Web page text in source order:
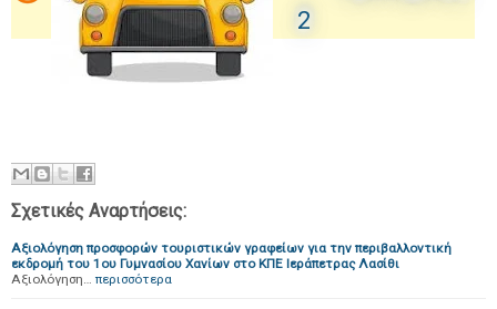
2
Σχετικές Αναρτήσεις:
Αξιολόγηση προσφορών τουριστικών γραφείων για την περιβαλλοντική
εκδρομή του 1oυ Γυμνασίου Χανίων στο ΚΠΕ Ιεράπετρας Λασίθι
Αξιολόγηση… περισσότερα